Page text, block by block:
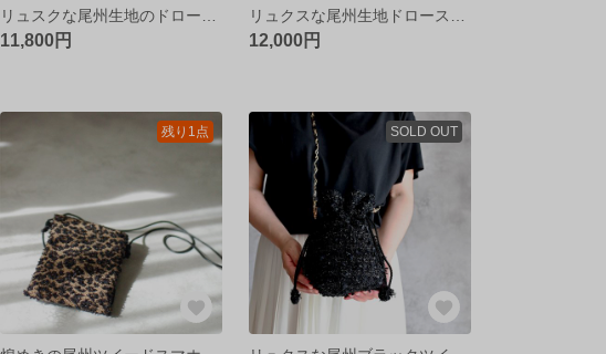
11,800円 12,000円
残り1点 SOLD OUT